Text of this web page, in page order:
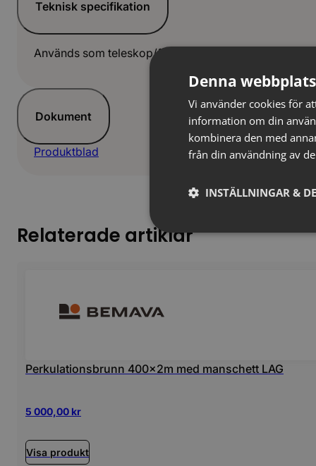
Teknisk specifikation
Används som teleskop/förhöjning till DV-brunnar
Dokument
Produktblad
Relaterade artiklar
Perkulationsbrunn 400x2m med manschett LAG
5 000,00 kr
Visa produkt
Denna
Vi använder cookies för
information om din
kombinera den med
från din användning av
INSTÄLLNINGAR &